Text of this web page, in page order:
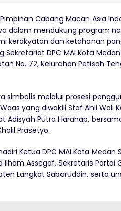
Cabang Macan Asia
dalam mendukung program
kerakyatan dan ketahanan
DPC MAI Kota
No. 72, Kelurahan Petisah
simbolis melalui prosesi
yang diwakili Staf Ahli Wali
Adisyah Putra Harahap,
Prasetyo.
Ketua DPC MAI Kota Medan
Ilham Assegaf, Sekretaris
Langkat Sabaruddin, serta